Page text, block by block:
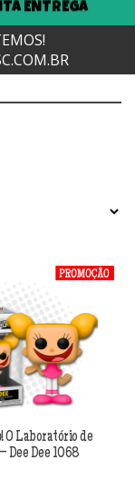
ENTREGA
O Laboratório de
Dee Dee 1068